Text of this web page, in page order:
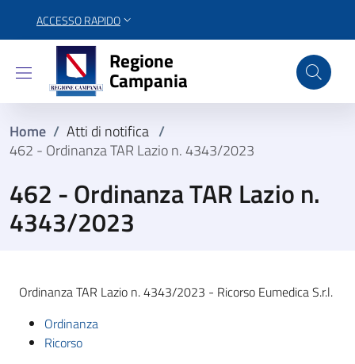
ACCESSO RAPIDO
Regione Campania
Regione
Campania
Home / Atti di notifica /
462 - Ordinanza TAR Lazio n. 4343/2023
462 - Ordinanza TAR Lazio n.
4343/2023
Ordinanza TAR Lazio n. 4343/2023 - Ricorso Eumedica S.r.l.
Ordinanza
Ricorso